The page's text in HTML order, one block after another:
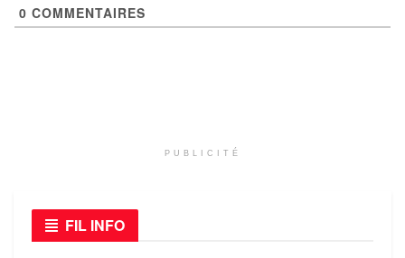
0 COMMENTAIRES
PUBLICITÉ
FIL INFO